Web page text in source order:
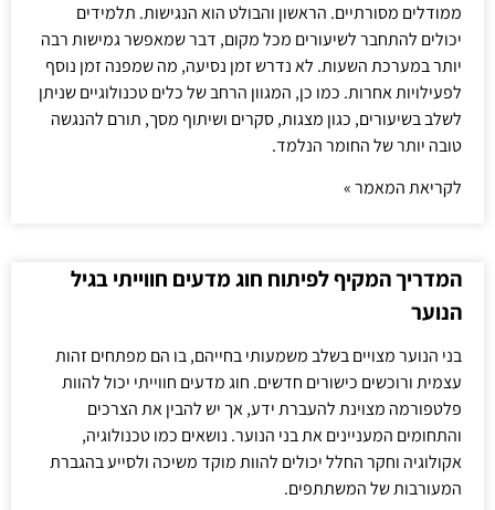
ממודלים מסורתיים. הראשון והבולט הוא הנגישות. תלמידים
יכולים להתחבר לשיעורים מכל מקום, דבר שמאפשר גמישות רבה
יותר במערכת השעות. לא נדרש זמן נסיעה, מה שמפנה זמן נוסף
לפעילויות אחרות. כמו כן, המגוון הרחב של כלים טכנולוגיים שניתן
לשלב בשיעורים, כגון מצגות, סקרים ושיתוף מסך, תורם להנגשה
טובה יותר של החומר הנלמד.
לקריאת המאמר »
המדריך המקיף לפיתוח חוג מדעים חווייתי בגיל
הנוער
בני הנוער מצויים בשלב משמעותי בחייהם, בו הם מפתחים זהות
עצמית ורוכשים כישורים חדשים. חוג מדעים חווייתי יכול להוות
פלטפורמה מצוינת להעברת ידע, אך יש להבין את הצרכים
והתחומים המעניינים את בני הנוער. נושאים כמו טכנולוגיה,
אקולוגיה וחקר החלל יכולים להוות מוקד משיכה ולסייע בהגברת
המעורבות של המשתתפים.